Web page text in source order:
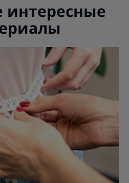
интересные